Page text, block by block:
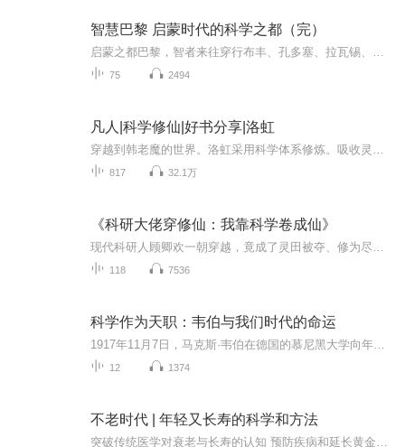
智慧巴黎 启蒙时代的科学之都（完）
75 2494
凡人|科学修仙|好书分享|洛虹
817 32.1万
《科研大佬穿修仙：我靠科学卷成仙》
118 7536
科学作为天职：韦伯与我们时代的命运
12 1374
不老时代 | 年轻又长寿的科学和方法